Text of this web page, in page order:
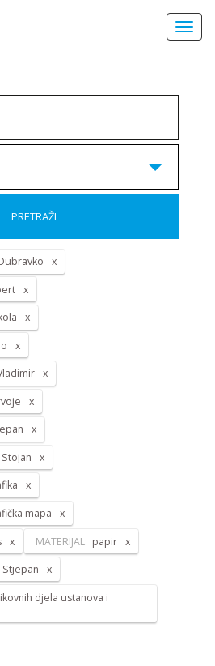
PRETRAŽI
mapa
MATERIJAL: papir
Stjepan
djela ustanova i